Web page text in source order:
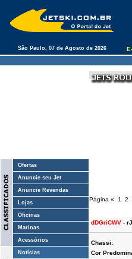
São Paulo, 07 de Agosto de 2026
Ofertas
Anuncie seu Jet
Anuncie Revendas
Lojas
Oficinas
Marinas
Acessórios
Notícias
Página « 1 2
dDGriCWV -
Chassi:
Cor